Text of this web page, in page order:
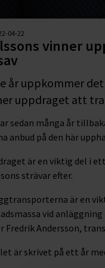
04-22
vinner
år uppkommer
uppdraget att
sedan många år
anbud på den här
är en viktig del i
strävar efter.
är en
vid
Fredrik Andersson,
är skrivet på ett år